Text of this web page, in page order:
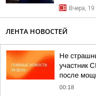
Вчера,
ЛЕНТА НОВОСТЕЙ
Не
участник
после
00:18